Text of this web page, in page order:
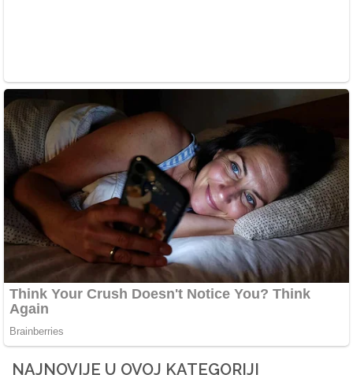
NAJNOVIJE U OVOJ KATEGORIJI